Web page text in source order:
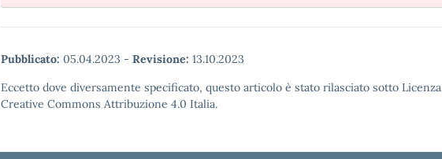
Pubblicato: 05.04.2023 - Revisione: 13.10.2023
Eccetto dove diversamente specificato, questo articolo è stato rilasciato sotto Licenza
Creative Commons Attribuzione 4.0 Italia.